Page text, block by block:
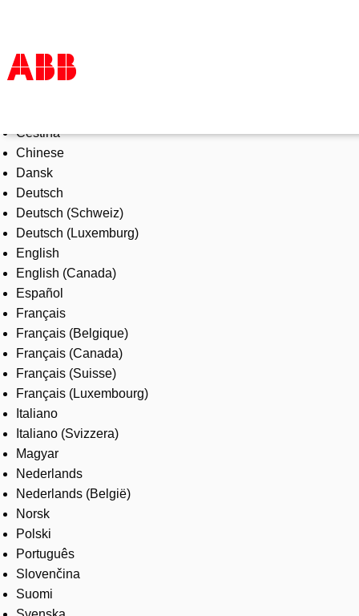
Products & Solutions
Industries
Services
About us
Where to buy
Contact us
Careers
Čeština
Chinese
Dansk
Deutsch
Deutsch (Schweiz)
Deutsch (Luxemburg)
English
English (Canada)
Español
Français
Français (Belgique)
Français (Canada)
Français (Suisse)
Français (Luxembourg)
Italiano
Italiano (Svizzera)
Magyar
Nederlands
Nederlands (België)
Norsk
Polski
Português
Slovenčina
Suomi